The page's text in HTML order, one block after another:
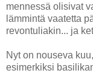
mennessä olisivat
lämmintä vaatetta
revontuliakin... ja
Nyt on nouseva
esimerkiksi